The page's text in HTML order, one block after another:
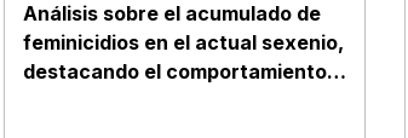
Análisis sobre el acumulado de
feminicidios en el actual sexenio,
destacando el comportamiento